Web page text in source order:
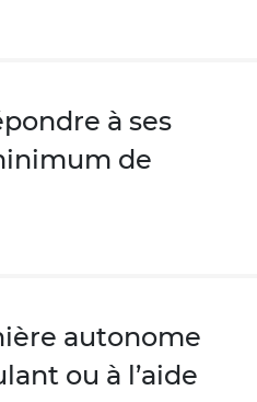
à ses
de
autonome
ou à l’aide